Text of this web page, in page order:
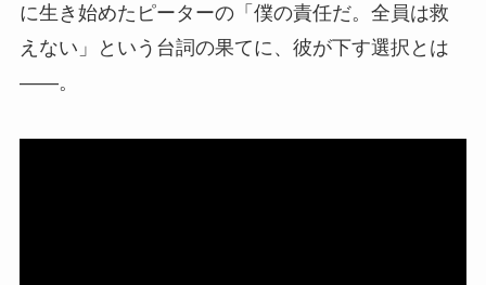
に生き始めたピーターの「僕の責任だ。全員は救
えない」という台詞の果てに、彼が下す選択とは
――。